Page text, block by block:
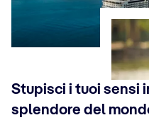
Stupisci i tuoi sensi
splendore del